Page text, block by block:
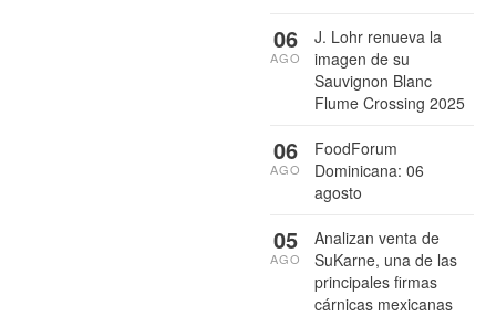
J. Lohr renueva la
imagen de su
Sauvignon Blanc
Flume Crossing 2025
06
AGO
FoodForum
Dominicana: 06
agosto
06
AGO
Analizan venta de
SuKarne, una de las
principales firmas
cárnicas mexicanas
05
AGO